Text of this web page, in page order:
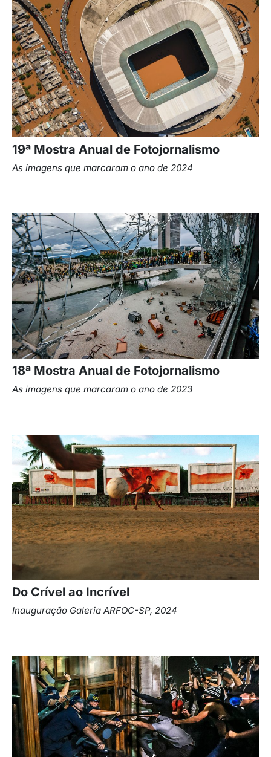
19ª Mostra Anual de Fotojornalismo
As imagens que marcaram o ano de 2024
18ª Mostra Anual de Fotojornalismo
As imagens que marcaram o ano de 2023
Do Crível ao Incrível
Inauguração Galeria ARFOC-SP, 2024